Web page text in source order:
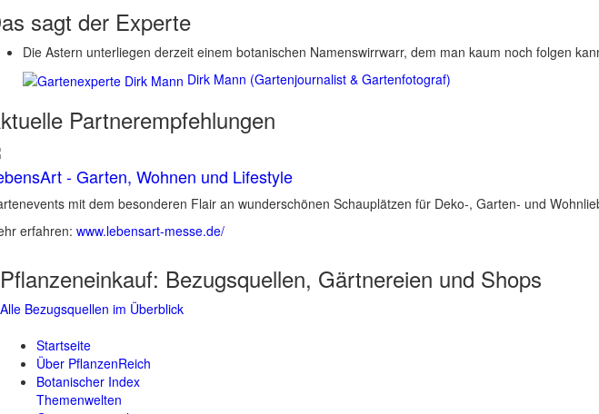
sagt der Experte
Die Astern unterliegen derzeit einem botanischen Namenswirrwarr, dem man kaum noch folgen
Dirk Mann (Gartenjournalist & Gartenfotograf)
Partnerempfehlungen
- Garten, Wohnen und Lifestyle
mit dem besonderen Flair an wunderschönen Schauplätzen für Deko-, Garten- und
erfahren: www.lebensart-messe.de/
Pflanzeneinkauf: Bezugsquellen, Gärtnereien und Shops
Alle Bezugsquellen im Überblick
Startseite
Über PflanzenReich
Botanischer Index
Themenwelten